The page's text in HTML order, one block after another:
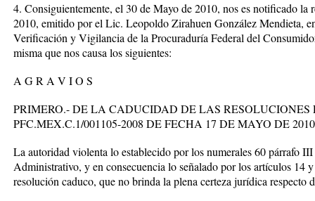
4. Consiguientemente, el 30 de Mayo de 2010, nos es notificado
2010, emitido por el Lic. Leopoldo Zirahuen González Mendieta,
Verificación y Vigilancia de la Procuraduría Federal del
misma que nos causa los siguientes:
A G R A V I O S
PRIMERO.- DE LA CADUCIDAD DE LAS RESOLUCIONES
PFC.MEX.C.1/001105-2008 DE FECHA 17 DE MAYO DE
La autoridad violenta lo establecido por los numerales 60 párrafo
Administrativo, y en consecuencia lo señalado por los artículos 14
resolución caduco, que no brinda la plena certeza jurídica respecto